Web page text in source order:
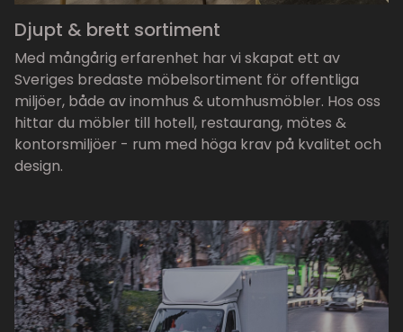
Djupt & brett sortiment
Med mångårig erfarenhet har vi skapat ett av
Sveriges bredaste möbelsortiment för offentliga
miljöer, både av inomhus & utomhusmöbler. Hos oss
hittar du möbler till hotell, restaurang, mötes &
kontorsmiljöer - rum med höga krav på kvalitet och
design.